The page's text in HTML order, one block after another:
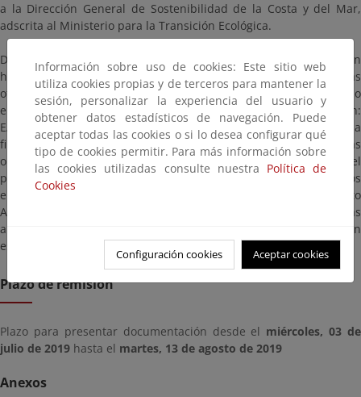
a la Dirección General de Sostenibilidad de la Costa y del Mar,
adscrita al Ministerio para la Transición Ecológica.
Dicha documentación podrá consultarse en días hábiles en
horario comprendido entre las 9:00 y las 14:00 horas en las
oficinas del Servicio de Provincial de Costas de Alicante, situado
en la Plaza de la Montañeta, 5, Alicante (código de identificación:
EA0018727), o en esta página, donde se encuentra a disposición a
fin de que cualquier persona o entidad pueda presentar las
observaciones o alegaciones que estime oportunas dentro del
plazo citado, según los mecanismos y en los lugares establecidos
en la Ley 39/2015, de 1 de octubre, del Procedimiento
Administrativo Común de las Administraciones Públicas, dirigidas
al mencionado Servicio y citando las referencias que aparecen en
este anuncio.
Plazo de remisión
Plazo para presentar documentación desde el miércoles, 03 de
julio de 2019 hasta el martes, 13 de agosto de 2019
Anexos
Información sobre uso de cookies: Este sitio web
utiliza cookies propias y de terceros para mantener la
sesión, personalizar la experiencia del usuario y
obtener datos estadísticos de navegación. Puede
aceptar todas las cookies o si lo desea configurar qué
tipo de cookies permitir. Para más información sobre
las cookies utilizadas consulte nuestra Política de
Cookies
Configuración cookies Aceptar cookies